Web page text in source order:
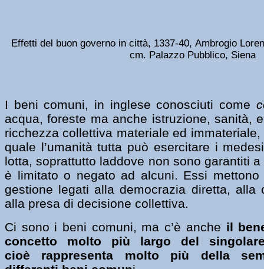
Effetti del buon governo in città, 1337-40, Ambrogio
cm. Palazzo Pubblico, Siena
I beni comuni, in inglese conosciuti come
acqua, foreste ma anche istruzione, sanità,
ricchezza collettiva materiale ed
quale l’umanità tutta può esercitare i
lotta, soprattutto laddove non sono garantiti
è limitato o negato ad alcuni. Essi
gestione legati alla democrazia diretta, alla
alla presa di decisione collettiva.
Ci sono i beni comuni, ma c’è anche il
concetto molto più largo del
cioè rappresenta molto più della